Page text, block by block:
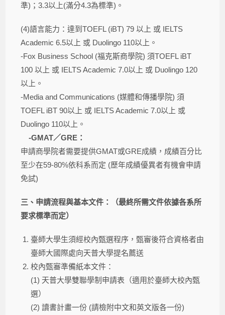
準)；3.3以上(滿分4.3為標準)。
(4)語言能力：達到TOEFL (iBT) 79 以上 或 IELTS
Academic 6.5以上 或 Duolingo 110以上。
-Fox Business School (福克斯商學院) 須TOEFL iBT
100 以上 或 IELTS Academic 7.0以上 或 Duolingo 120
以上。
-Media and Communications (媒體和傳播學院) 須
TOEFL iBT 90以上 或 IELTS Academic 7.0以上 或
Duolingo 110以上。
-GMAT／GRE ：
申請商學院者需要提供GMAT或GRE成績，成績百分比
至少在59-80%依科系而定 (歷年成績優異者有機會申請
免試)
三、申請流程與基本文件：（最終所需文件依據各系所
要求標準而定）
臺師大學生須經校內甄選程序，甄審後符合資格者由
臺師大國際處向天普大學提名薦送
校內甄審準備紙本文件：
(1) 天普大學雙聯學制申請表（適用於臺師大校內甄
選）
(2) 讀書計畫一份 (請檢附中文和英文版各一份)